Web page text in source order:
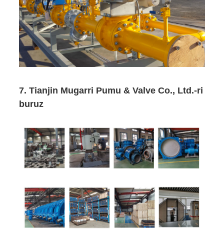
7. Tianjin Mugarri Pumu & Valve Co., Ltd.-ri
buruz